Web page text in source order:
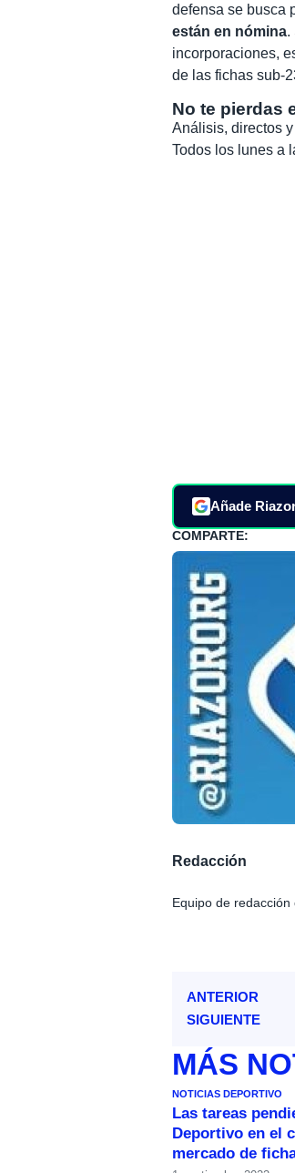
defensa se busca
están en nómina.
incorporaciones,
de las fichas sub-
No te pierdas
Análisis, directos
Todos los lunes a
Añade
COMPARTE:
Redacción
Equipo de redacción
ANTERIOR
SIGUIENTE
MÁS
NOTICIAS DEPORTIVO
Las tareas
Deportivo en el
mercado de